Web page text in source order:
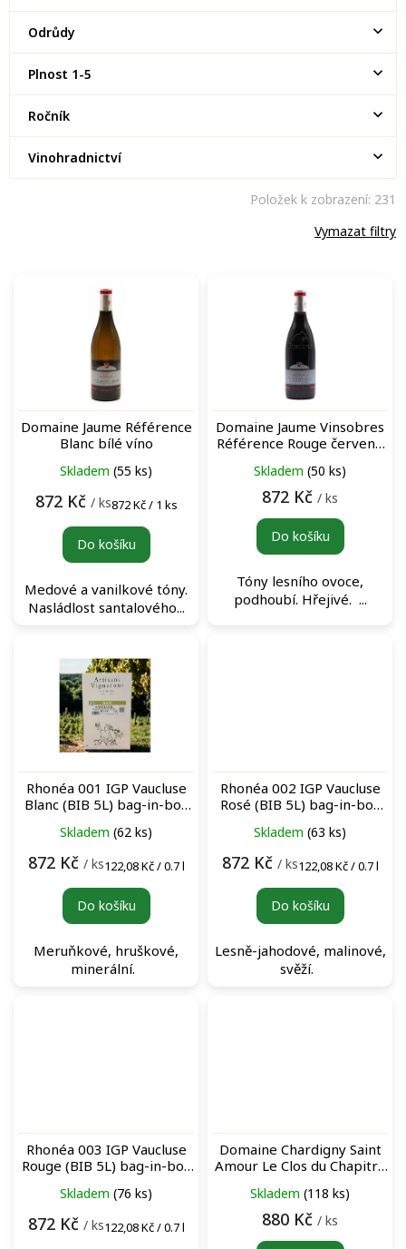
Odrůdy
Plnost 1-5
Ročník
Vinohradnictví
Vymazat filtry
Položek k zobrazení: 231
oDomaine Jaume Référence
Blanc bílé víno
Skladem (55 ks)
872 Kč / ksMěrná
872 Kč / 1 ks
Do košíku
Medové a vanilkové tóny.
Nasládlost santalového...
Domaine Jaume Vinsobres
Référence Rouge červené
Skladem (50 ks)
872 Kč / ks
Do košíku
Tóny lesního ovoce,
podhoubí. Hřejivé. ...
Rhonéa 001 IGP Vaucluse
Blanc (BIB 5L) bag-in-box
Skladem (62 ks)
872 Kč / ksMěrná
122,08 Kč / 0.7 l
Do košíku
Meruňkové, hruškové,
minerální.
Rhonéa 002 IGP Vaucluse
Rosé (BIB 5L) bag-in-box
Skladem (63 ks)
872 Kč / ksMěrná
122,08 Kč / 0.7 l
Do košíku
Lesně-jahodové, malinové,
svěží.
Rhonéa 003 IGP Vaucluse
Rouge (BIB 5L) bag-in-box
Skladem (76 ks)
872 Kč / ksMěrná
122,08 Kč / 0.7 l
Domaine Chardigny Saint
Amour Le Clos du Chapitre
Skladem (118 ks)
880 Kč / ks